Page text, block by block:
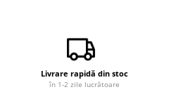
Livrare rapidă din stoc
în 1-2 zile lucrătoare